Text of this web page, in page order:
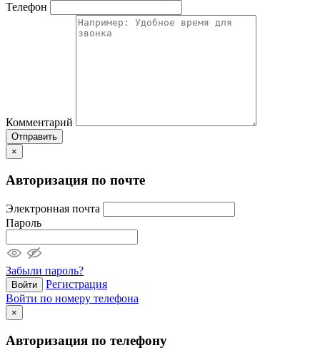
Телефон
Комментарий
Отправить
×
Авторизация по почте
Электронная почта
Пароль
Забыли пароль?
Войти
Регистрация
Войти по номеру телефона
×
Авторизация по телефону